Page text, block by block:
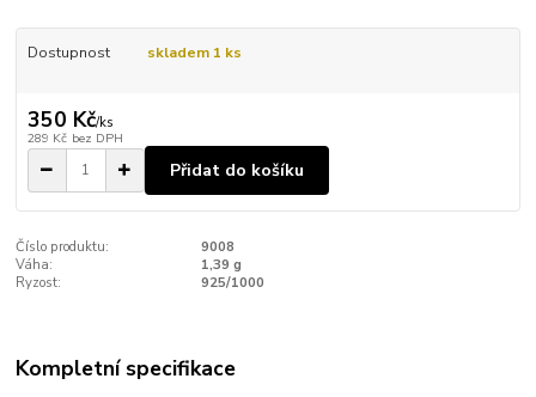
Dostupnost skladem 1 ks
350 Kč/ks
289 Kč bez DPH
Přidat do košíku
Číslo produktu:
9008
Váha:
1,39 g
Ryzost:
925/1000
Kompletní specifikace